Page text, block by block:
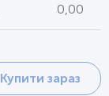
0,00
Купити зараз